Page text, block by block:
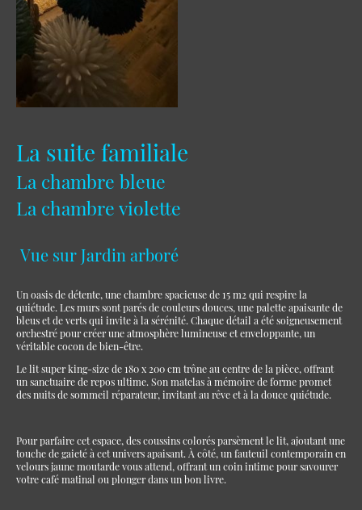
La suite familiale
La chambre bleue
La chambre violette
Vue sur Jardin arboré
Un oasis de détente, une chambre spacieuse de 15 m2 qui respire la
quiétude. Les murs sont parés de couleurs douces, une palette apaisante de
bleus et de verts qui invite à la sérénité. Chaque détail a été soigneusement
orchestré pour créer une atmosphère lumineuse et enveloppante, un
véritable cocon de bien-être.
Le lit super king-size de 180 x 200 cm trône au centre de la pièce, offrant
un sanctuaire de repos ultime. Son matelas à mémoire de forme promet
des nuits de sommeil réparateur, invitant au rêve et à la douce quiétude.
Pour parfaire cet espace, des coussins colorés parsèment le lit, ajoutant une
touche de gaieté à cet univers apaisant. À côté, un fauteuil contemporain en
velours jaune moutarde vous attend, offrant un coin intime pour savourer
votre café matinal ou plonger dans un bon livre.